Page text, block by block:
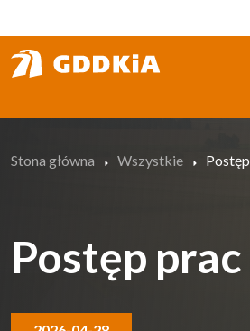
do
treści
Stona główna Wszystkie
Postęp